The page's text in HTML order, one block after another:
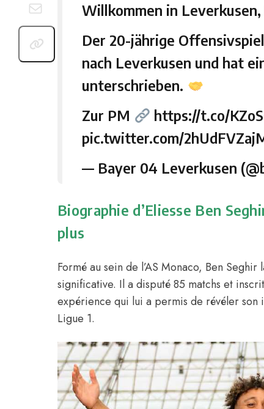
Willkommen in
Der 20-jährige
nach Leverkusen und hat
unterschrieben.
Zur PM
https://t.co/
pic.twitter.com/
— Bayer 04 Leverkusen
Biographie d’Eliesse Ben
plus
Formé au sein de l’AS Monaco, Ben
significative. Il a disputé 85 matchs et
expérience qui lui a permis de révéler
Ligue 1.